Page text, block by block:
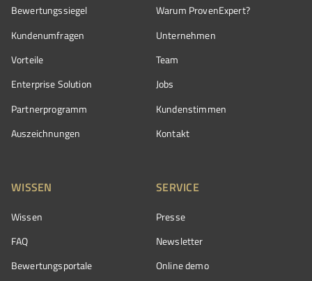
Bewertungssiegel
Kundenumfragen
Vorteile
Enterprise Solution
Partnerprogramm
Auszeichnungen
Warum ProvenExpert?
Unternehmen
Team
Jobs
Kundenstimmen
Kontakt
WISSEN
Wissen
FAQ
Bewertungsportale
SERVICE
Presse
Newsletter
Online demo